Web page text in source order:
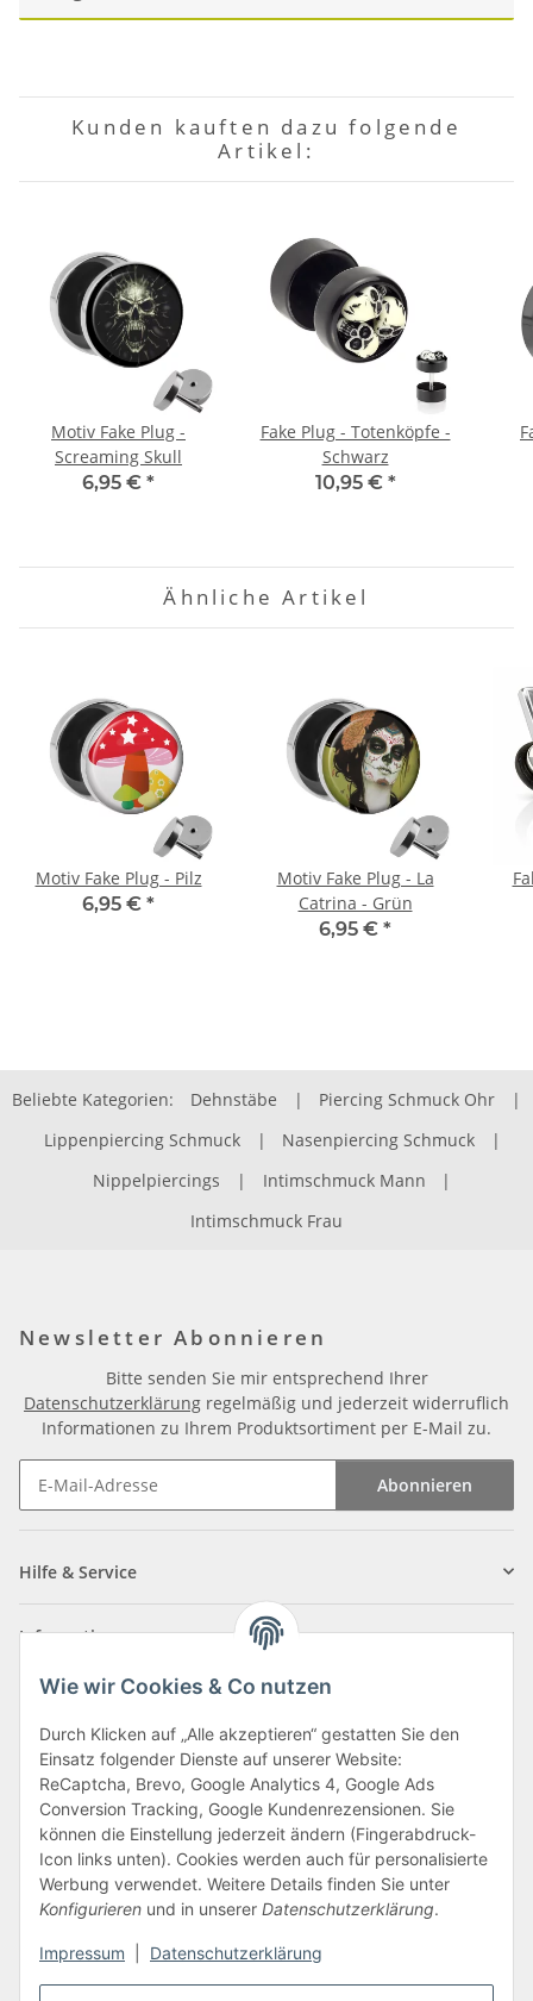
Wie wir Cookies & Co nutzen
Durch Klicken auf „Alle akzeptieren“ gestatten Sie den
Einsatz folgender Dienste auf unserer Website:
ReCaptcha, Brevo, Google Analytics 4, Google Ads
Conversion Tracking, Google Kundenrezensionen. Sie
können die Einstellung jederzeit ändern (Fingerabdruck-
Icon links unten). Cookies werden auch für personalisierte
Werbung verwendet. Weitere Details finden Sie unter
Konfigurieren und in unserer Datenschutzerklärung.
Impressum Datenschutzerklärung
Kunden kauften dazu folgende
Artikel:
Motiv Fake Plug -
Screaming Skull
6,95 € *
Fake Plug - Totenköpfe -
Schwarz
10,95 € *
Ähnliche Artikel
Motiv Fake Plug - Pilz
6,95 € *
Motiv Fake Plug - La
Catrina - Grün
6,95 € *
Beliebte Kategorien: Dehnstäbe | Piercing Schmuck Ohr
|
Lippenpiercing Schmuck
| Nasenpiercing Schmuck
|
Nippelpiercings
| Intimschmuck Mann
|
Intimschmuck Frau
Newsletter Abonnieren
Bitte senden Sie mir entsprechend Ihrer
Datenschutzerklärung regelmäßig und jederzeit widerruflich
Informationen zu Ihrem Produktsortiment per E-Mail zu.
Abonnieren
Hilfe & Service
Informationen
Zahlungsarten
Vertrag widerrufen